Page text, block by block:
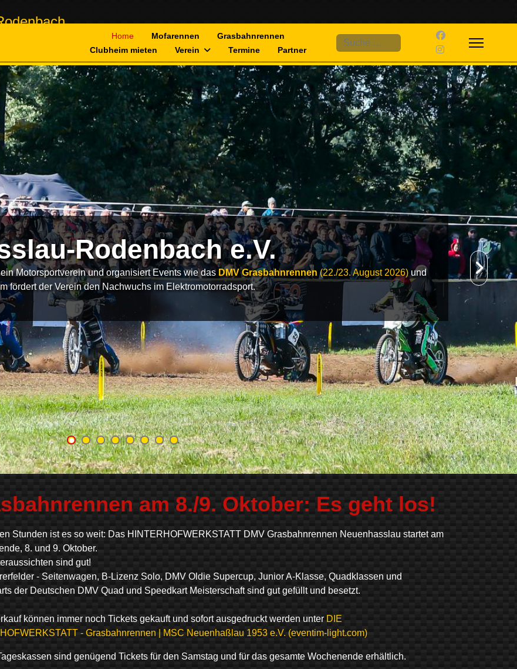
Home Mofarennen
Grasbahnrennen
Clubheim mieten
Verein Termine Partner
Suchen
Rodenbach e.V.
Motorsportverein und organisiert Events wie das DMV Grasbahnrennen (22./23. August 2026) und
fördert der Verein den Nachwuchs im Elektromotorradsport.
am 8./9. Oktober: Es geht los!
Stunden ist es so weit: Das HINTERHOFWERKSTATT DMV Grasbahnrennen Neuenhasslau startet am
8. und 9. Oktober.
sind gut!
- Seitenwagen, B-Lizenz Solo, DMV Oldie Supercup, Junior A-Klasse, Quadklassen und
der Deutschen DMV Quad und Speedkart Meisterschaft sind gut gefüllt und besetzt.
können immer noch Tickets gekauft und sofort ausgedruckt werden unter DIE
- Grasbahnrennen | MSC Neuenhaßlau 1953 e.V. (eventim-light.com)
sind genügend Tickets für den Samstag und für das gesamte Wochenende erhältlich.